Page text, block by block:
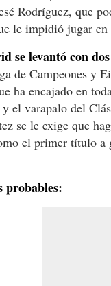
Rodríguez, que
le impidió jugar en
se levantó con
de Campeones y
ha encajado en
el varapalo del
se le exige que
el primer título a
probables: